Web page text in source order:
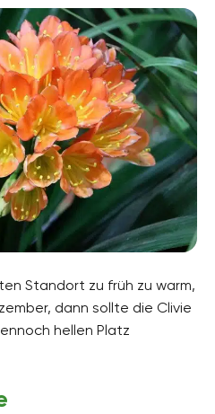
Standort zu früh zu warm,
dann sollte die Clivie
hellen Platz